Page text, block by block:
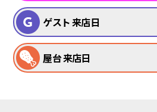
ゲスト 来店日
屋台 来店日